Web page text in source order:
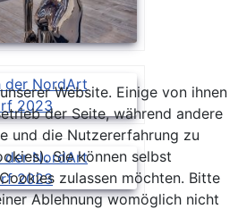
Website. Einige von ihnen
der Seite, während andere
und die Nutzererfahrung zu
Sie können selbst
zulassen möchten. Bitte
Ablehnung womöglich nicht